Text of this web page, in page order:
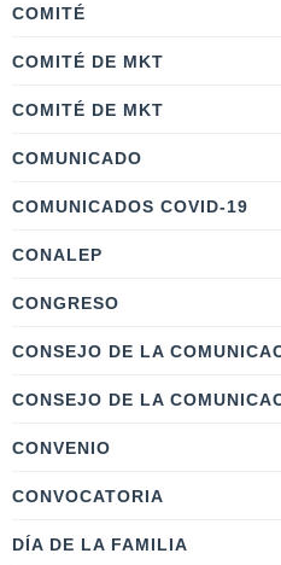
COMITÉ
COMITÉ DE MKT
COMITÉ DE MKT
COMUNICADO
COMUNICADOS COVID-19
CONALEP
CONGRESO
CONSEJO DE LA
CONSEJO DE LA
CONVENIO
CONVOCATORIA
DÍA DE LA FAMILIA